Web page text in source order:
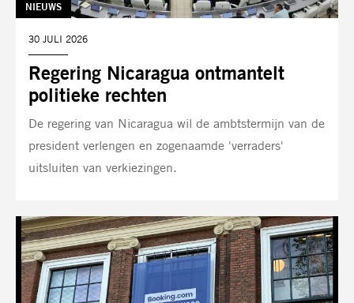
Regering Nicaragua ontmantelt
politieke rechten
TAG:
NIEUWS
DATUM:
30 JULI 2026
De regering van Nicaragua wil de ambtstermijn van de
president verlengen en zogenaamde 'verraders'
uitsluiten van verkiezingen.